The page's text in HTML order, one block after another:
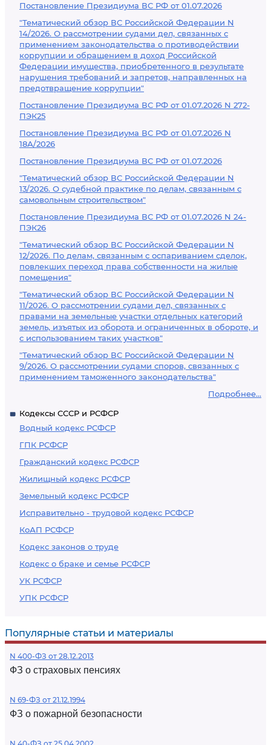
Постановление Президиума ВС РФ от 01.07.2026
"Тематический обзор ВС Российской Федерации N
14/2026. О рассмотрении судами дел, связанных с
применением законодательства о противодействии
коррупции и обращением в доход Российской
Федерации имущества, приобретенного в результате
нарушения требований и запретов, направленных на
предотвращение коррупции"
Постановление Президиума ВС РФ от 01.07.2026 N 272-
ПЭК25
Постановление Президиума ВС РФ от 01.07.2026 N
18А/2026
Постановление Президиума ВС РФ от 01.07.2026
"Тематический обзор ВС Российской Федерации N
13/2026. О судебной практике по делам, связанным с
самовольным строительством"
Постановление Президиума ВС РФ от 01.07.2026 N 24-
ПЭК26
"Тематический обзор ВС Российской Федерации N
12/2026. По делам, связанным с оспариванием сделок,
повлекших переход права собственности на жилые
помещения"
"Тематический обзор ВС Российской Федерации N
11/2026. О рассмотрении судами дел, связанных с
правами на земельные участки отдельных категорий
земель, изъятых из оборота и ограниченных в обороте, и
с использованием таких участков"
"Тематический обзор ВС Российской Федерации N
9/2026. О рассмотрении судами споров, связанных с
применением таможенного законодательства"
Подробнее...
Кодексы СССР и РСФСР
Водный кодекс РСФСР
ГПК РСФСР
Гражданский кодекс РСФСР
Жилищный кодекс РСФСР
Земельный кодекс РСФСР
Исправительно - трудовой кодекс РСФСР
КоАП РСФСР
Кодекс законов о труде
Кодекс о браке и семье РСФСР
УК РСФСР
УПК РСФСР
Популярные статьи и материалы
N 400-ФЗ от 28.12.2013
ФЗ о страховых пенсиях
N 69-ФЗ от 21.12.1994
ФЗ о пожарной безопасности